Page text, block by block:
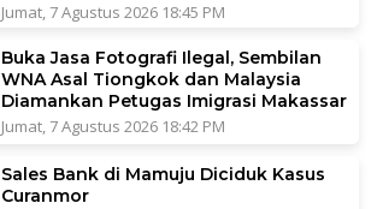
Jumat, 7 Agustus 2026 18:45 PM
Buka Jasa Fotografi Ilegal, Sembilan
WNA Asal Tiongkok dan Malaysia
Diamankan Petugas Imigrasi Makassar
Jumat, 7 Agustus 2026 18:42 PM
Sales Bank di Mamuju Diciduk Kasus
Curanmor